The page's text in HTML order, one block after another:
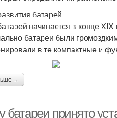
батарей
начинается в конце XIX
батареи были
в те компактные и
→
батареи принято